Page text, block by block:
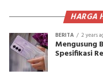
HARGA
BERITA 2 years
Mengusung
Spesifikasi